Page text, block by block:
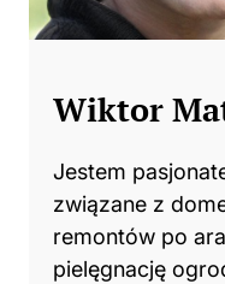
Wiktor
Jestem
związane z
remontów po
pielęgnację